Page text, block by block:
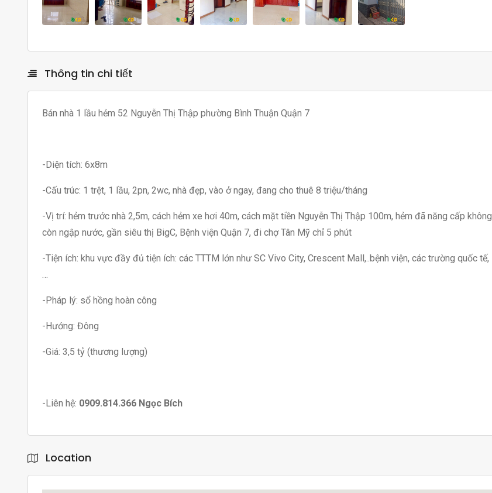
Thông tin chi tiết
Bán nhà 1 lầu hẻm 52 Nguyễn Thị Thập phường Bình Thuận Quận 7
-Diện tích: 6x8m
-Cấu trúc: 1 trệt, 1 lầu, 2pn, 2wc, nhà đẹp, vào ở ngay, đang cho thuê 8 triệu/tháng
-Vị trí: hẻm trước nhà 2,5m, cách hẻm xe hơi 40m, cách mặt tiền Nguyễn Thị Thập 100m, hẻm đã năng cấp không
còn ngập nước, gần siêu thị BigC, Bệnh viện Quận 7, đi chợ Tân Mỹ chỉ 5 phút
-Tiện ích: khu vực đầy đủ tiện ích: các TTTM lớn như SC Vivo City, Crescent Mall,..bệnh viện, các trường quốc tế,
…
-Pháp lý: sổ hồng hoàn công
-Hướng: Đông
-Giá: 3,5 tỷ (thương lượng)
-Liên hệ: 0909.814.366 Ngọc Bích
Location